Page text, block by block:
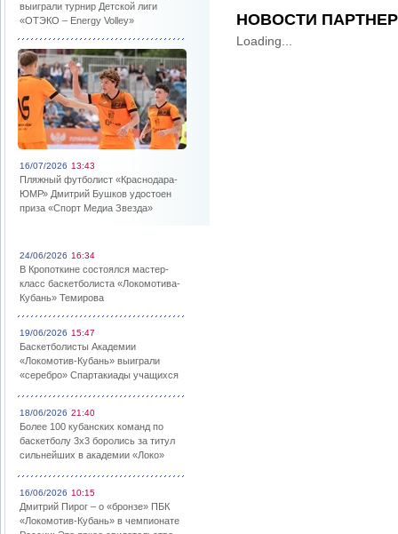
выиграли турнир Детской лиги
«ОТЭКО – Energy Volley»
16/07/2026 13:43
Пляжный футболист «Краснодара-
ЮМР» Дмитрий Бушков удостоен
приза «Спорт Медиа Звезда»
24/06/2026 16:34
В Кропоткине состоялся мастер-
класс баскетболиста «Локомотива-
Кубань» Темирова
19/06/2026 15:47
Баскетболисты Академии
«Локомотив-Кубань» выиграли
«серебро» Спартакиады учащихся
18/06/2026 21:40
Более 100 кубанских команд по
баскетболу 3х3 боролись за титул
сильнейших в академии «Локо»
16/06/2026 10:15
Дмитрий Пирог – о «бронзе» ПБК
«Локомотив-Кубань» в чемпионате
НОВОСТИ
Loading...